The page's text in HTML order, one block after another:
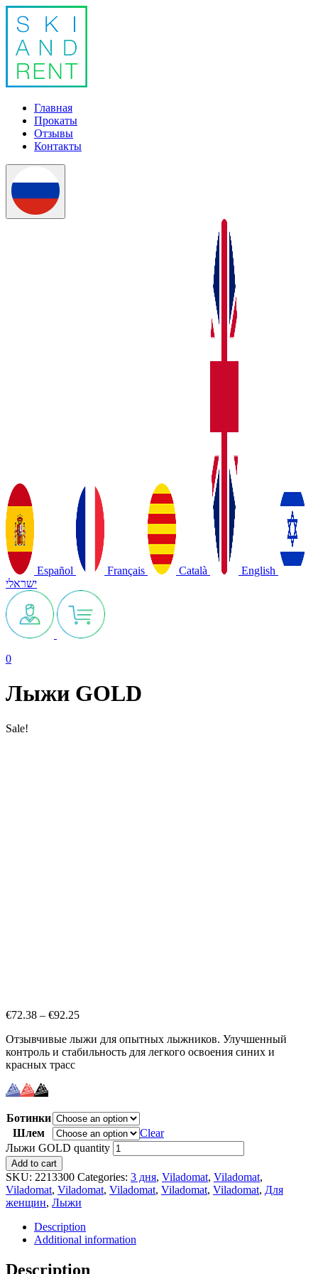
Главная
Прокаты
Отзывы
Контакты
Español Français Català
English
ישראלי
0
Лыжи GOLD
Sale!
€72.38 – €92.25
Отзывчивые лыжи для опытных лыжников. Улучшенный
контроль и стабильность для легкого освоения синих и
красных трасс
Ботинки
Шлем
Clear
Лыжи GOLD quantity
Add to cart
SKU: 2213300 Categories: 3 дня, Viladomat, Viladomat,
Viladomat, Viladomat, Viladomat, Viladomat, Viladomat, Для
женщин, Лыжи
Description
Additional information
Description